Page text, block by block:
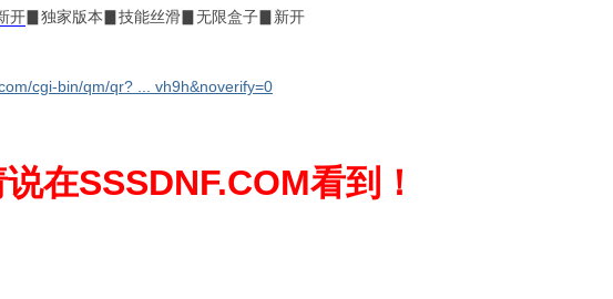
开▊独家版本▊技能丝滑▊无限盒子▊新开
cgi-bin/qm/qr? ... vh9h&noverify=0
在SSSDNF.COM看到！